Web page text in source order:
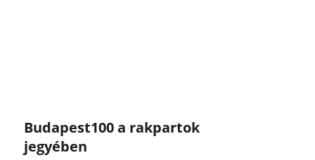
Budapest100 a rakpartok
jegyében